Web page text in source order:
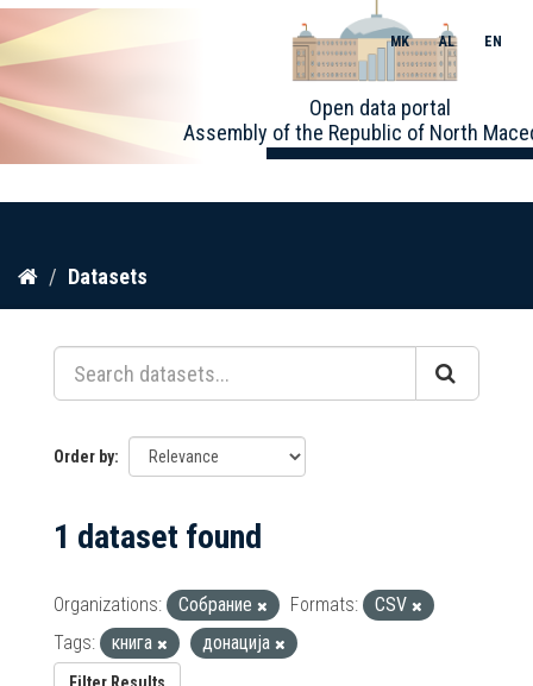
Skip
content
Open data portal
Assembly of the Republic of North
MK AL EN
Datasets
Order by
1 dataset found
Organizations: Собрание Formats:
CSV
Tags:
книга донација